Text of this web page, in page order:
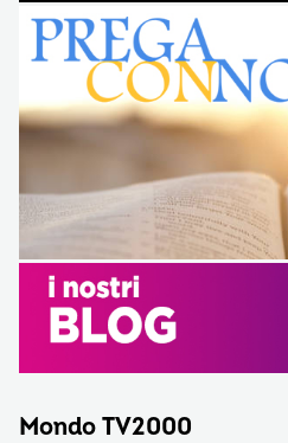
Mondo TV2000